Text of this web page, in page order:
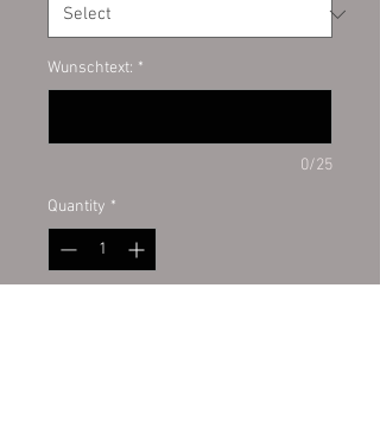
Wunschtext: *
0/25
Quantity *